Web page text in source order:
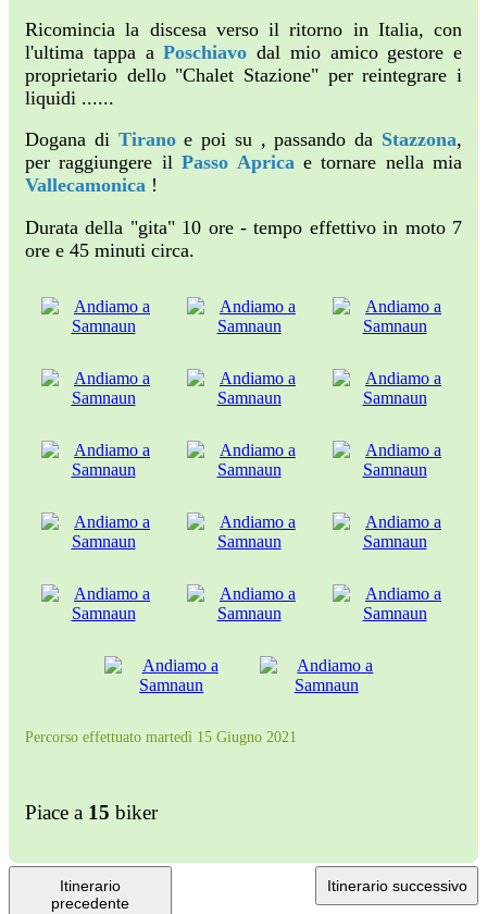
Ricomincia la discesa verso il ritorno in Italia, con
l'ultima tappa aPoschiavo dal mio amico gestore e
proprietario dello "Chalet Stazione" per reintegrare i
liquidi ......
Dogana di Tiranoe poi su , passando da Stazzona,
per raggiungere ilPasso Apricae tornare nella mia
Vallecamonica !
Durata della "gita" 10 ore - tempo effettivo in moto 7
ore e 45 minuti circa.
Percorso effettuato martedì 15 Giugno 2021
Piace a 15 biker
Itinerario
precedente
Itinerario successivo